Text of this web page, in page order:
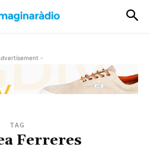
-
TAG
Ferreres